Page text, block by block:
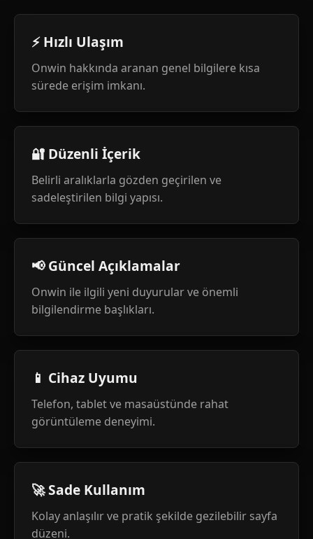
⚡ Hızlı Ulaşım
Onwin hakkında aranan genel bilgilere kısa
sürede erişim imkanı.
🔐 Düzenli İçerik
Belirli aralıklarla gözden geçirilen ve
sadeleştirilen bilgi yapısı.
📢 Güncel Açıklamalar
Onwin ile ilgili yeni duyurular ve önemli
bilgilendirme başlıkları.
📱 Cihaz Uyumu
Telefon, tablet ve masaüstünde rahat
görüntüleme deneyimi.
🚀 Sade Kullanım
Kolay anlaşılır ve pratik şekilde gezilebilir sayfa
düzeni.